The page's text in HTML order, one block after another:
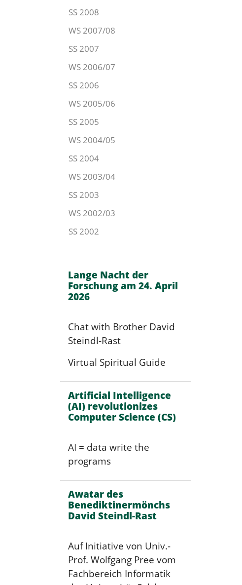
SS 2008
WS 2007/08
SS 2007
WS 2006/07
SS 2006
WS 2005/06
SS 2005
WS 2004/05
SS 2004
WS 2003/04
SS 2003
WS 2002/03
SS 2002
Lange Nacht der
Forschung am 24. April
2026
Chat with Brother David
Steindl-Rast
Virtual Spiritual Guide
Artificial Intelligence
(AI) revolutionizes
Computer Science (CS)
AI = data write the
programs
Awatar des
Benediktinermönchs
David Steindl-Rast
Auf Initiative von Univ.-
Prof. Wolfgang Pree vom
Fachbereich Informatik